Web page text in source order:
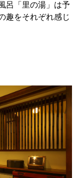
呂「里の湯」は予
趣をそれぞれ感じ